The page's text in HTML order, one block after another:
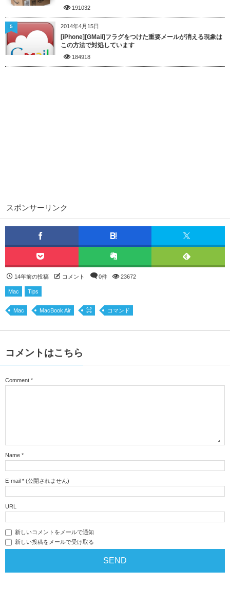
191032
2014年4月15日
[iPhone][GMail]フラグをつけた重要メールが消える現象は
この方法で対処しています
184918
5
スポンサーリンク
14年前の投稿 コメント 0件 23672
Mac Tips
Mac MacBook Air ⌘ コマンド
コメントはこちら
Comment *
Name *
E-mail * (公開されません)
URL
新しいコメントをメールで通知
新しい投稿をメールで受け取る